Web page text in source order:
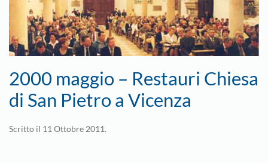
2000 maggio – Restauri Chiesa
di San Pietro a Vicenza
Scritto il 11 Ottobre 2011.